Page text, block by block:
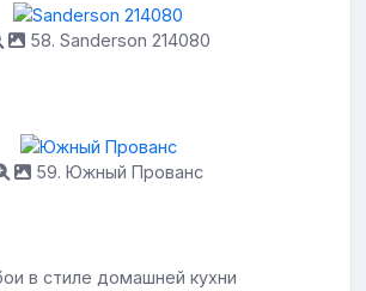
58. Sanderson 214080
59. Южный Прованс